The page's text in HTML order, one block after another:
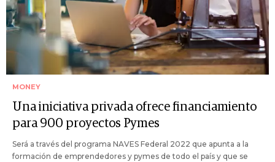
MONEY
Una iniciativa privada ofrece financiamiento
para 900 proyectos Pymes
Será a través del programa NAVES Federal 2022 que apunta a la
formación de emprendedores y pymes de todo el país y que se